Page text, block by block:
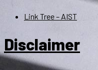
Link Tree – AIST
Disclaimer